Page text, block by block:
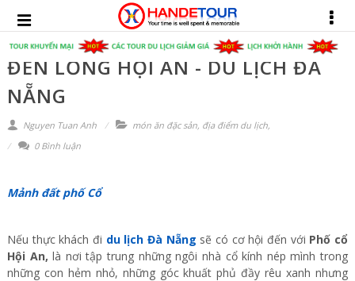
ĐÈN LỒNG HỘI AN - DU LỊCH ĐÀ
NẴNG
Nguyen Tuan Anh món ăn đặc sản, địa điểm du lịch,
0 Bình luận
Mảnh đất phố Cổ
Nếu thực khách đi du lịch Đà Nẵng sẽ có cơ hội đến với Phố cổ
Hội An, là nơi tập trung những ngôi nhà cổ kính nép mình trong
những con hẻm nhỏ, những góc khuất phủ đầy rêu xanh nhưng